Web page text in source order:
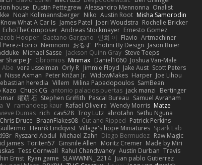
house Dustin Pettegrew Alessandro Mennonna Onalist
Noah Kollmannsberger Niko Austin Root Misha Samorodin
What A Car Is James Patel Joeri Woudstra Rochelle Bricker
EchoTheComposer Andreas Stockmayer Ernesto Gomez
Hooper Gaetano Gargano 민희 이 Flavio Artmachiner
Perez-Torro Nemnomi おるす Photini By Design Jason Buier
Michael Sasse Jackson Quinn Gray Steve Teeps
Sharpe Jr Gbromios Minmax Daniel1060 Joshua Van-Male
Abe vera usselman Orly R Jimmie Floyd Jake Aust Scott Peters
Nisse Axman Peter Križan Jr. WidowMakes Harper Joe Lihou
heredia Villem Milina Papadopoulos SamBean
Kazo Chuck CG antonio palacios puertas jack manzi Bertinger
曜萌 石 Stephen Griffith Pascal Bureau Samuel Avraham
V ramandeep kaur Rafael Oliveira Wendy Morris Matze
Dumas rich cav528 Troy Lutz ahrotahn Sethu Nguna
Chris Druce BraanFlakes08 Cut and Ripped Patrick Perkins
Henrik Lindqvist Village's hope Miniatures Spark Lab
Ryszard Abdul Michael Zahn Diego Bermudez Raw Magic
james Toriten57 Ginsnile Allen Moritz Cremer Made by Miri
Tess Cornwall Rahul Chandwaney Austin Durban Travis
Ernst Ryan game SLAWWNN_ 2214 Juan pablo Gutierrez